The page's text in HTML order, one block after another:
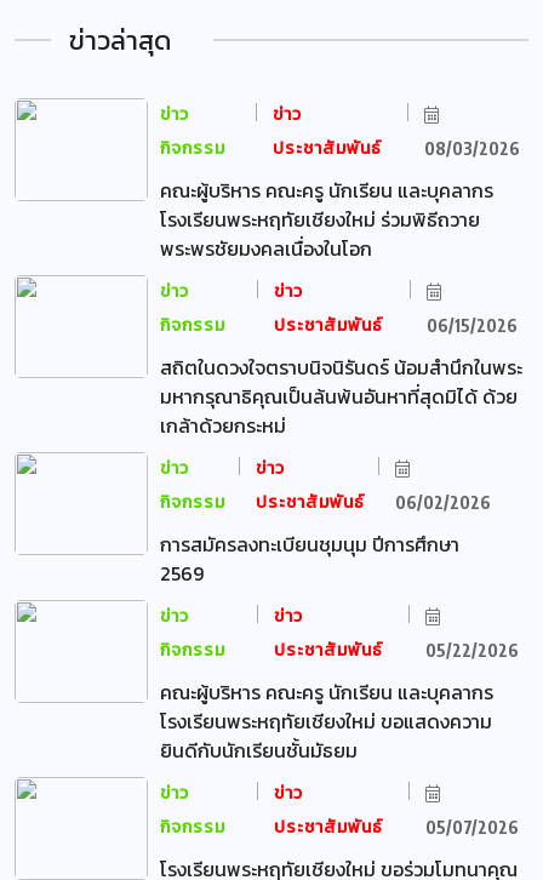
ข่าวล่าสุด
ข่าว
กิจกรรม
ข่าว
ประชาสัมพันธ์
08/03/2026
คณะผู้บริหาร คณะครู นักเรียน และบุคลากร
โรงเรียนพระหฤทัยเชียงใหม่ ร่วมพิธีถวาย
พระพรชัยมงคลเนื่องในโอก
ข่าว
กิจกรรม
ข่าว
ประชาสัมพันธ์
06/15/2026
สถิตในดวงใจตราบนิจนิรันดร์ น้อมสำนึกในพระ
มหากรุณาธิคุณเป็นล้นพ้นอันหาที่สุดมิได้ ด้วย
เกล้าด้วยกระหม่
ข่าว
กิจกรรม
ข่าว
ประชาสัมพันธ์
06/02/2026
การสมัครลงทะเบียนชุมนุม ปีการศึกษา
2569
ข่าว
กิจกรรม
ข่าว
ประชาสัมพันธ์
05/22/2026
คณะผู้บริหาร คณะครู นักเรียน และบุคลากร
โรงเรียนพระหฤทัยเชียงใหม่ ขอแสดงความ
ยินดีกับนักเรียนชั้นมัธยม
ข่าว
กิจกรรม
ข่าว
ประชาสัมพันธ์
05/07/2026
โรงเรียนพระหฤทัยเชียงใหม่ ขอร่วมโมทนาคุณ